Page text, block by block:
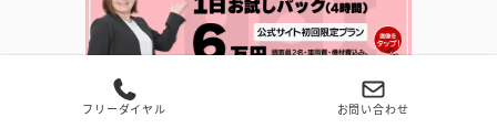
フリーダイヤル お問い合わせ